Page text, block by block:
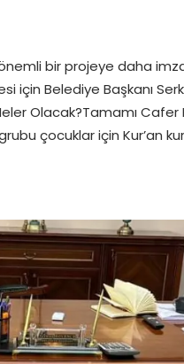
bir projeye daha
için Belediye Başkanı
Olacak?Tamamı Cafer
çocuklar için Kur’an